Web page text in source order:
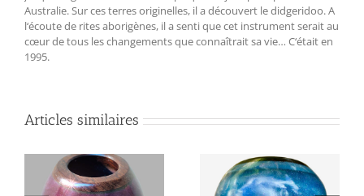
Australie. Sur ces terres originelles, il a découvert le didgeridoo. A
l‘écoute de rites aborigènes, il a senti que cet instrument serait au
cœur de tous les changements que connaîtrait sa vie… C‘était en
1995.
Articles similaires